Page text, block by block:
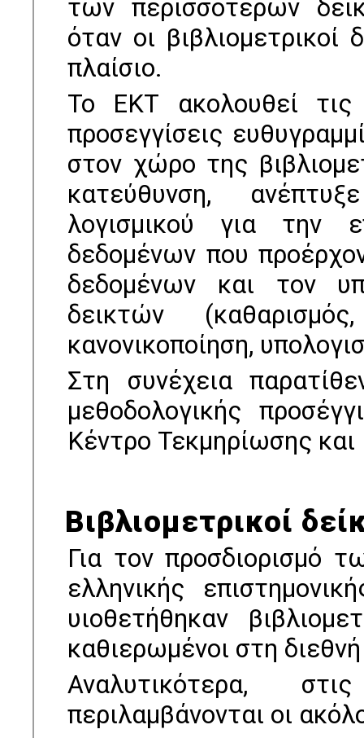
των περισσότερων
όταν οι
πλαίσιο.
Το ΕΚΤ ακολουθεί τις
προσεγγίσεις
στον χώρο της
κατεύθυνση,
λογισμικού για την
δεδομένων που
δεδομένων και τον
δεικτών
κανονικοποίηση,
Στη συνέχεια
μεθοδολογικής
Κέντρο Τεκμηρίωσης
Βιβλιομετρικοί
Για τον προσδιορισμό
ελληνικής
υιοθετήθηκαν
καθιερωμένοι στη
Αναλυτικότερα,
περιλαμβάνονται οι